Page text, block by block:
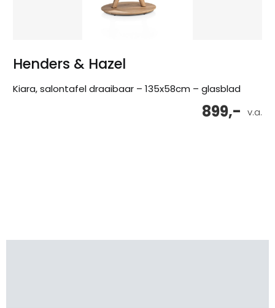
Henders & Hazel
Kiara, salontafel draaibaar – 135x58cm – glasblad
v.a.
899,-